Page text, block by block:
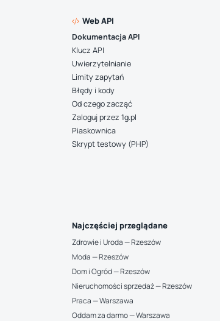
Web API
Dokumentacja API
Klucz API
Uwierzytelnianie
Limity zapytań
Błędy i kody
Od czego zacząć
Zaloguj przez 1g.pl
Piaskownica
Skrypt testowy (PHP)
Najczęściej przeglądane
Zdrowie i Uroda — Rzeszów
Moda — Rzeszów
Dom i Ogród — Rzeszów
Nieruchomości sprzedaż — Rzeszów
Praca — Warszawa
Oddam za darmo — Warszawa